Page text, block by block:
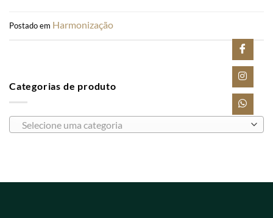
Postado em Harmonização
Categorias de produto
Selecione uma categoria